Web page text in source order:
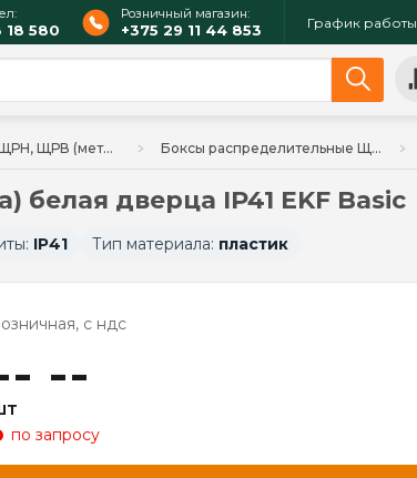
18 580
Розничный магазин:
+375 29 11 44 853 График работы
Щиты рапределительные ЩРН, ЩРВ (металл, пластик), мультимедийные Боксы распределительные ЩРН-П, ЩРВ-П (пластик)
дверца IP41 EKF Basic
IP41 Тип материала: пластик
с ндс
--
по запросу